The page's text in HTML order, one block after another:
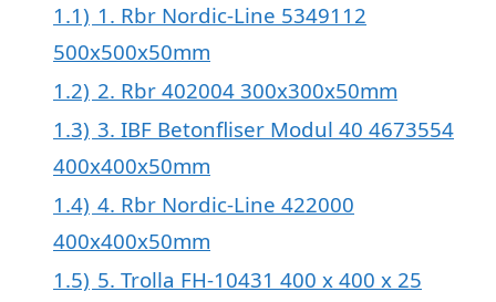
1.1) 1. Rbr Nordic-Line 5349112
500x500x50mm
1.2) 2. Rbr 402004 300x300x50mm
1.3) 3. IBF Betonfliser Modul 40 4673554
400x400x50mm
1.4) 4. Rbr Nordic-Line 422000
400x400x50mm
1.5) 5. Trolla FH-10431 400 x 400 x 25